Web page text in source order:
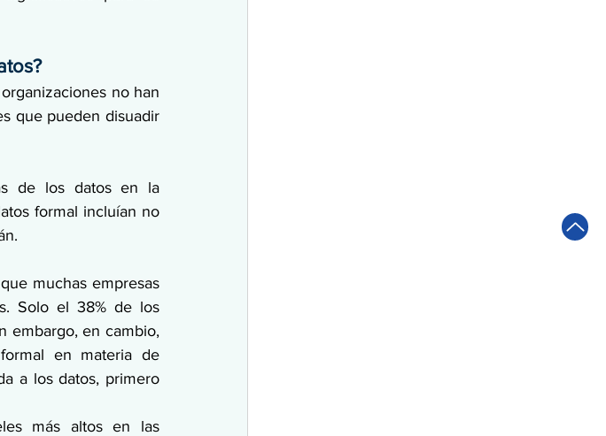
no han
que pueden disuadir
de los datos en la
formal incluían no
muchas empresas
Solo el 38% de los
embargo, en cambio,
en materia de
a los datos, primero
más altos en las